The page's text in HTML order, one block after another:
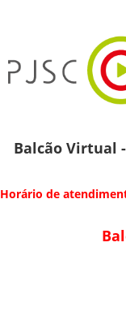
Balcão Virtual
Horário de